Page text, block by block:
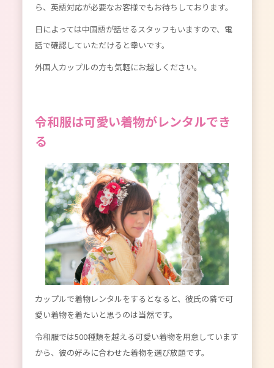
ら、英語対応が必要なお客様でもお待ちしております。
日によっては中国語が話せるスタッフもいますので、電
話で確認していただけると幸いです。
外国人カップルの方も気軽にお越しください。
令和服は可愛い着物がレンタルでき
る
カップルで着物レンタルをするとなると、彼氏の隣で可
愛い着物を着たいと思うのは当然です。
令和服では500種類を越える可愛い着物を用意しています
から、彼の好みに合わせた着物を選び放題です。